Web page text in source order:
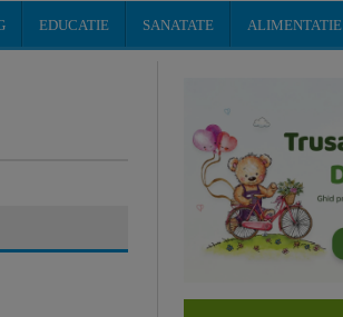
EDUCATIE SANATATE ALIMENTATIE